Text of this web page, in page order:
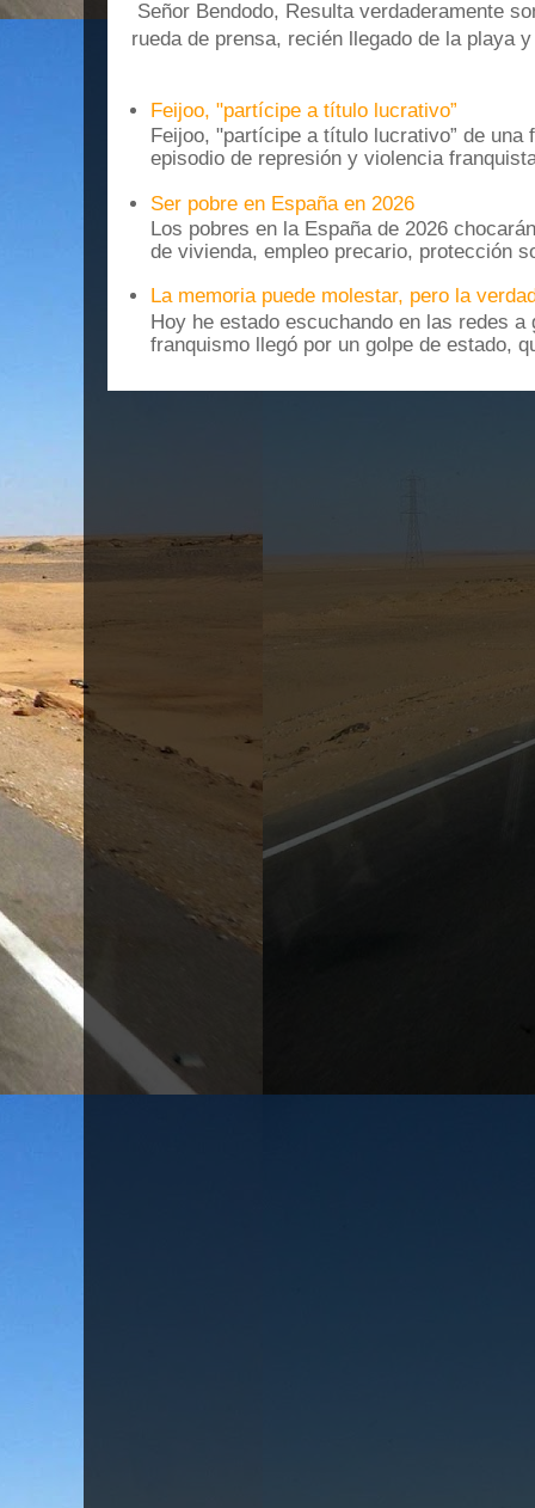
Señor Bendodo, Resulta verdaderamente
rueda de prensa, recién llegado de la playa
Feijoo, "partícipe a título lucrativo”
Feijoo, "partícipe a título lucrativo” de una
episodio de represión y violencia
Ser pobre en España en 2026
Los pobres en la España de 2026
de vivienda, empleo precario, protección
La memoria puede molestar, pero la
Hoy he estado escuchando en las redes a
franquismo llegó por un golpe de estado,